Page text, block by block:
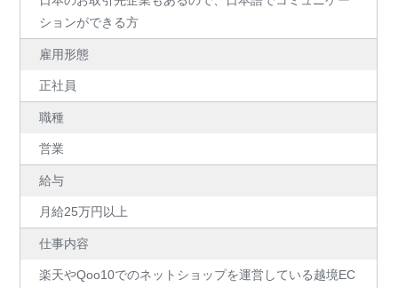
ションができる方
雇用形態
正社員
職種
営業
給与
月給25万円以上
仕事内容
楽天やQoo10でのネットショップを運営している越境EC